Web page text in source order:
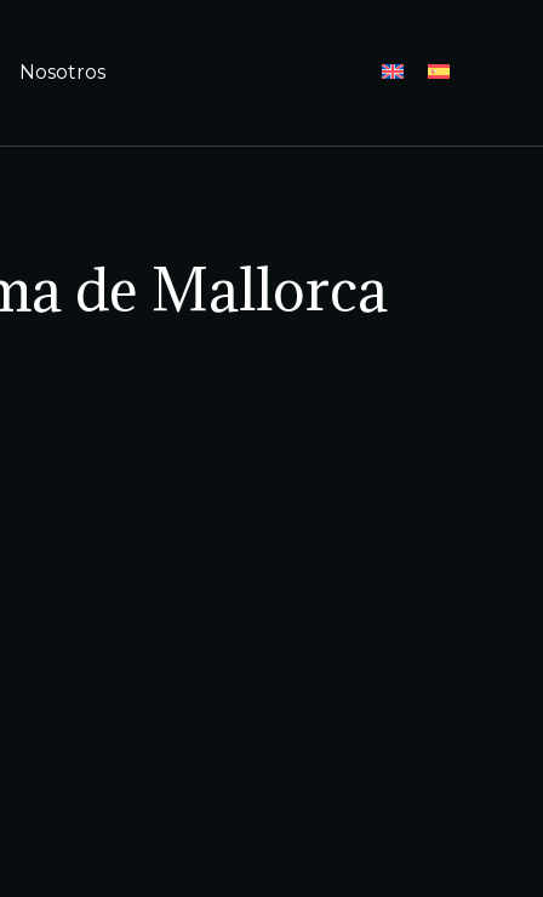
Nosotros
de Mallorca